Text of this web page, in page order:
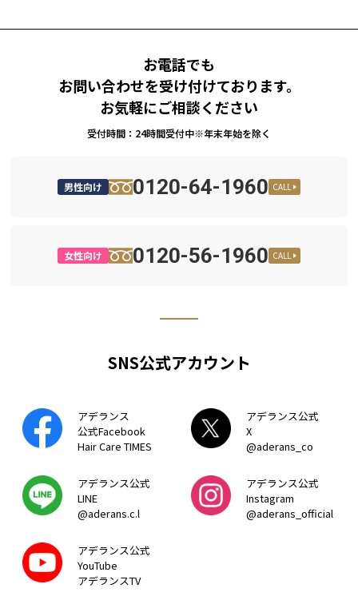
お電話でも
お問い合わせを受け付けております。
お気軽にご相談ください
受付時間：24時間受付中※年末年始を除く
男性向け 0120-64-1960 CALL
女性向け 0120-56-1960 CALL
SNS公式アカウント
アデランス
公式Facebook
Hair Care TIMES
アデランス公式
X
@aderans_co
アデランス公式
LINE
@aderans.c.l
アデランス公式
Instagram
@aderans_official
アデランス公式
YouTube
アデランスTV